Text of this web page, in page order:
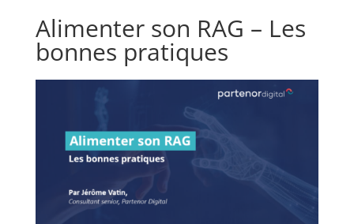
Alimenter son RAG – Les
bonnes pratiques